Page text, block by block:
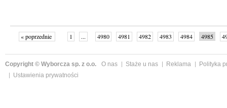
« poprzednie 1 ... 4980 4981 4982 4983 4984 4985
Copyright © Wyborcza sp. z o.o. O nas Staże u nas Reklama
Polityka
Ustawienia prywatności